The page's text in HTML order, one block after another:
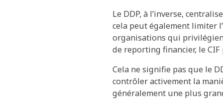
Le DDP, à l’inverse,
cela peut également limiter
organisations qui
de reporting financier, le
Cela ne signifie pas que le
contrôler activement la
généralement une plus